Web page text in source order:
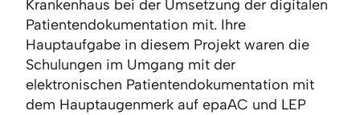
Krankenhaus bei der Umsetzung der digitalen
Patientendokumentation mit. Ihre
Hauptaufgabe in diesem Projekt waren die
Schulungen im Umgang mit der
elektronischen Patientendokumentation mit
dem Hauptaugenmerk auf epaAC und LEP